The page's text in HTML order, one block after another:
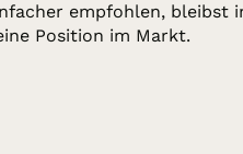
empfohlen, bleibst
Position im Markt.